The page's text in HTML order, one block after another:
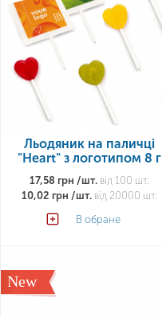
Льодяник на паличці
"Heart" з логотипом 8 г
17,58 грн /шт. від 100 шт.
10,02 грн /шт. від 20000 шт.
В обране
New